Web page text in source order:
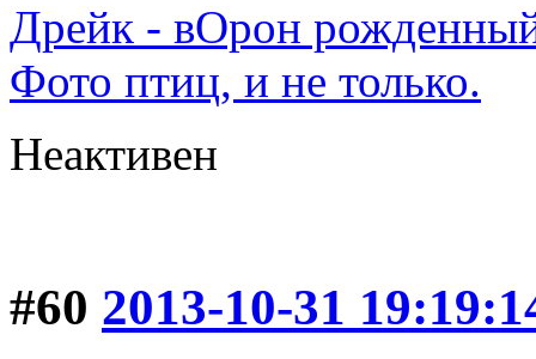
Дрейк - вОрон
Фото птиц, и не только.
Неактивен
#60 2013-10-31